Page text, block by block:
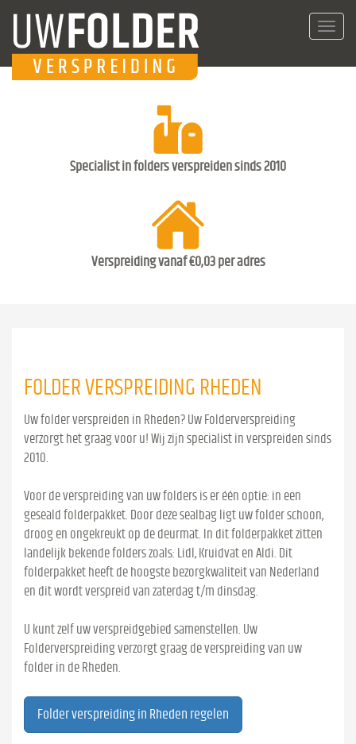
Specialist in folders verspreiden sinds 2010
Verspreiding vanaf €0,03 per adres
FOLDER VERSPREIDING RHEDEN
Uw folder verspreiden in Rheden? Uw Folderverspreiding
verzorgt het graag voor u! Wij zijn specialist in verspreiden sinds
2010.
Voor de verspreiding van uw folders is er één optie: in een
geseald folderpakket. Door deze sealbag ligt uw folder schoon,
droog en ongekreukt op de deurmat. In dit folderpakket zitten
landelijk bekende folders zoals: Lidl, Kruidvat en Aldi. Dit
folderpakket heeft de hoogste bezorgkwaliteit van Nederland
en dit wordt verspreid van zaterdag t/m dinsdag.
U kunt zelf uw verspreidgebied samenstellen. Uw
Folderverspreiding verzorgt graag de verspreiding van uw
folder in de Rheden.
Folder verspreiding in Rheden regelen